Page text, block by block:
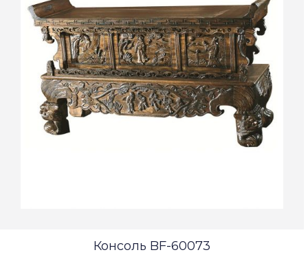
Консоль BF-60073